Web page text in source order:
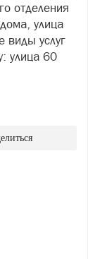
отделения
улица
виды услуг
улица 60